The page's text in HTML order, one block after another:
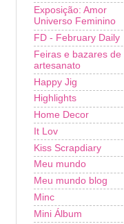
Exposição: Amor
Universo Feminino
FD - February Daily
Feiras e bazares de
artesanato
Happy Jig
Highlights
Home Decor
It Lov
Kiss Scrapdiary
Meu mundo
Meu mundo blog
Minc
Mini Álbum